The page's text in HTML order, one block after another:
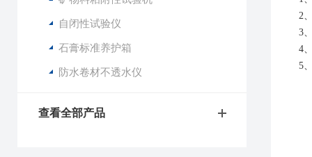
自闭性试验仪
石膏标准养护箱
防水卷材不透水仪
查看全部产品
2
3
4
5